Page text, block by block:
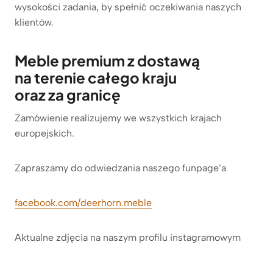
wysokości zadania, by spełnić oczekiwania naszych
klientów.
Meble premium z dostawą
na terenie całego kraju
oraz za granicę
Zamówienie realizujemy we wszystkich krajach
europejskich.
Zapraszamy do odwiedzania naszego funpage’a
facebook.com/deerhorn.meble
Aktualne zdjęcia na naszym profilu instagramowym